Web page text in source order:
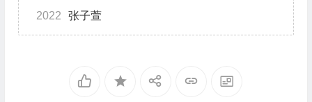
2022 张子萱